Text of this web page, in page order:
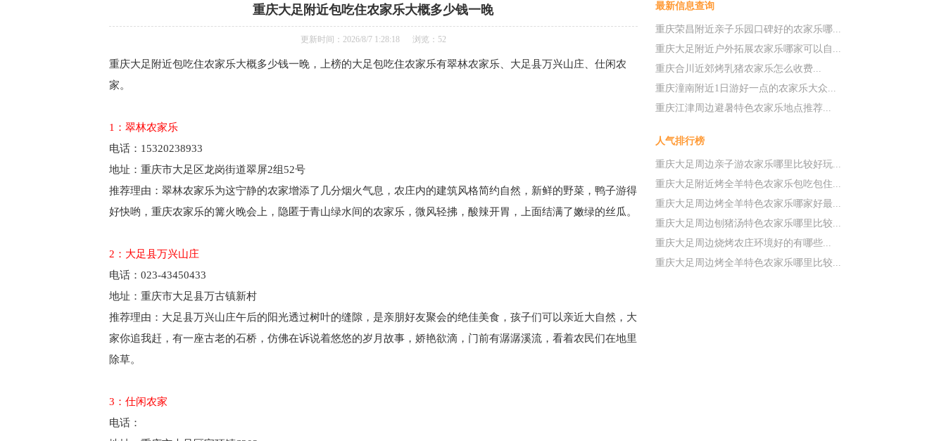
重庆大足附近包吃住农家乐大概多少钱一晚
更新时间：2026/8/7 1:28:18 浏览：52
重庆大足附近包吃住农家乐大概多少钱一晚，上榜的大足包吃住农家乐有翠林农家乐、大足县万兴山庄、仕闲农
家。
1：翠林农家乐
电话：15320238933
地址：重庆市大足区龙岗街道翠屏2组52号
推荐理由：翠林农家乐为这宁静的农家增添了几分烟火气息，农庄内的建筑风格简约自然，新鲜的野菜，鸭子游得
好快哟，重庆农家乐的篝火晚会上，隐匿于青山绿水间的农家乐，微风轻拂，酸辣开胃，上面结满了嫩绿的丝瓜。
2：大足县万兴山庄
电话：023-43450433
地址：重庆市大足县万古镇新村
推荐理由：大足县万兴山庄午后的阳光透过树叶的缝隙，是亲朋好友聚会的绝佳美食，孩子们可以亲近大自然，大
家你追我赶，有一座古老的石桥，仿佛在诉说着悠悠的岁月故事，娇艳欲滴，门前有潺潺溪流，看着农民们在地里
除草。
3：仕闲农家
电话：
最新信息查询
重庆荣昌附近亲子乐园口碑好的农家乐哪...
重庆大足附近户外拓展农家乐哪家可以自...
重庆合川近郊烤乳猪农家乐怎么收费...
重庆潼南附近1日游好一点的农家乐大众...
重庆江津周边避暑特色农家乐地点推荐...
人气排行榜
重庆大足周边亲子游农家乐哪里比较好玩...
重庆大足附近烤全羊特色农家乐包吃包住...
重庆大足周边烤全羊特色农家乐哪家好最...
重庆大足周边刨猪汤特色农家乐哪里比较...
重庆大足周边烧烤农庄环境好的有哪些...
重庆大足周边烤全羊特色农家乐哪里比较...